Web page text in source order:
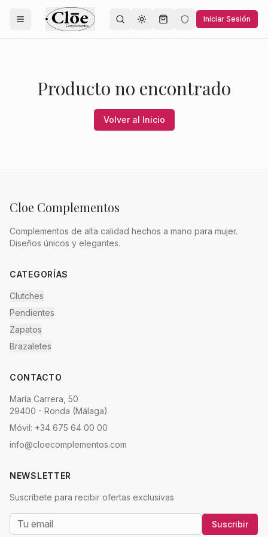
Toggle theme Iniciar Sesión
Producto no encontrado
Volver al Inicio
Cloe Complementos
Complementos de alta calidad hechos a mano para mujer.
Diseños únicos y elegantes.
CATEGORÍAS
Clutches
Pendientes
Zapatos
Brazaletes
CONTACTO
María Carrera, 50
29400 - Ronda (Málaga)
Móvil: +34 675 64 00 00
info@cloecomplementos.com
NEWSLETTER
Suscríbete para recibir ofertas exclusivas
Suscribir